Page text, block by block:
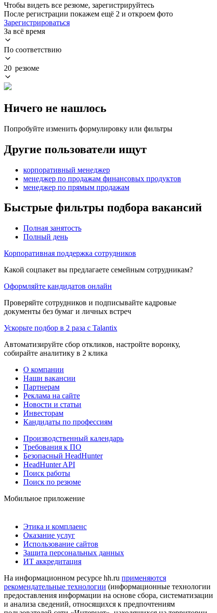
Чтобы видеть все резюме, зарегистрируйтесь
После регистрации покажем ещё 2 и откроем фото
Зарегистрироваться
За всё время
По соответствию
20 резюме
Ничего не нашлось
Попробуйте изменить формулировку или фильтры
Другие пользователи ищут
корпоративный менеджер
менеджер по продажам финансовых продуктов
менеджер по прямым продажам
Быстрые фильтры подбора вакансий
Полная занятость
Полный день
Корпоративная поддержка сотрудников
Какой соцпакет вы предлагаете семейным сотрудникам?
Оформляйте кандидатов онлайн
Проверяйте сотрудников и подписывайте кадровые
документы без бумаг и личных встреч
Ускорьте подбор в 2 раза с Talantix
Автоматизируйте сбор откликов, настройте воронку,
собирайте аналитику в 2 клика
О компании
Наши вакансии
Партнерам
Реклама на сайте
Новости и статьи
Инвесторам
Кандидаты по профессиям
Производственный календарь
Требования к ПО
Безопасный HeadHunter
HeadHunter API
Поиск работы
Поиск по резюме
Мобильное приложение
Этика и комплаенс
Оказание услуг
Использование сайтов
Защита персональных данных
ИТ аккредитация
На информационном ресурсе hh.ru применяются
рекомендательные технологии (информационные технологии
предоставления информации на основе сбора, систематизации
и анализа сведений, относящихся к предпочтениям